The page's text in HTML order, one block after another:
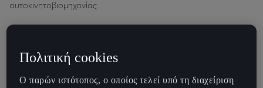
αυτοκινητοβιομηχανίας.
Το γκαλά πραγματοποιήθηκε στις 9 Νοεμβρίου στο Axel-
Γερμανίδα τηλεοπτική παρουσιάστρια Barbara Schöneberger.
Επιτυχία σε τρεις κατηγορίες
Πολιτική cookies
Ο παρών ιστότοπος, ο οποίος τελεί υπό τη διαχείριση